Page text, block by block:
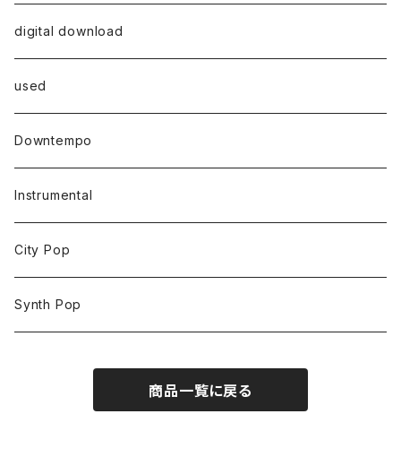
digital download
used
Downtempo
Instrumental
City Pop
Synth Pop
商品一覧に戻る